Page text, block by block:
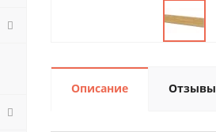
Описание Отзывы